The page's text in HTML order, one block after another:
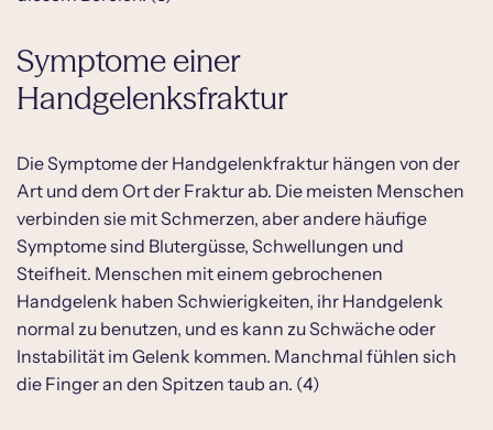
Symptome einer
Handgelenksfraktur
Die Symptome der Handgelenkfraktur hängen von der
Art und dem Ort der Fraktur ab. Die meisten Menschen
verbinden sie mit Schmerzen, aber andere häufige
Symptome sind Blutergüsse, Schwellungen und
Steifheit. Menschen mit einem gebrochenen
Handgelenk haben Schwierigkeiten, ihr Handgelenk
normal zu benutzen, und es kann zu Schwäche oder
Instabilität im Gelenk kommen. Manchmal fühlen sich
die Finger an den Spitzen taub an. (4)